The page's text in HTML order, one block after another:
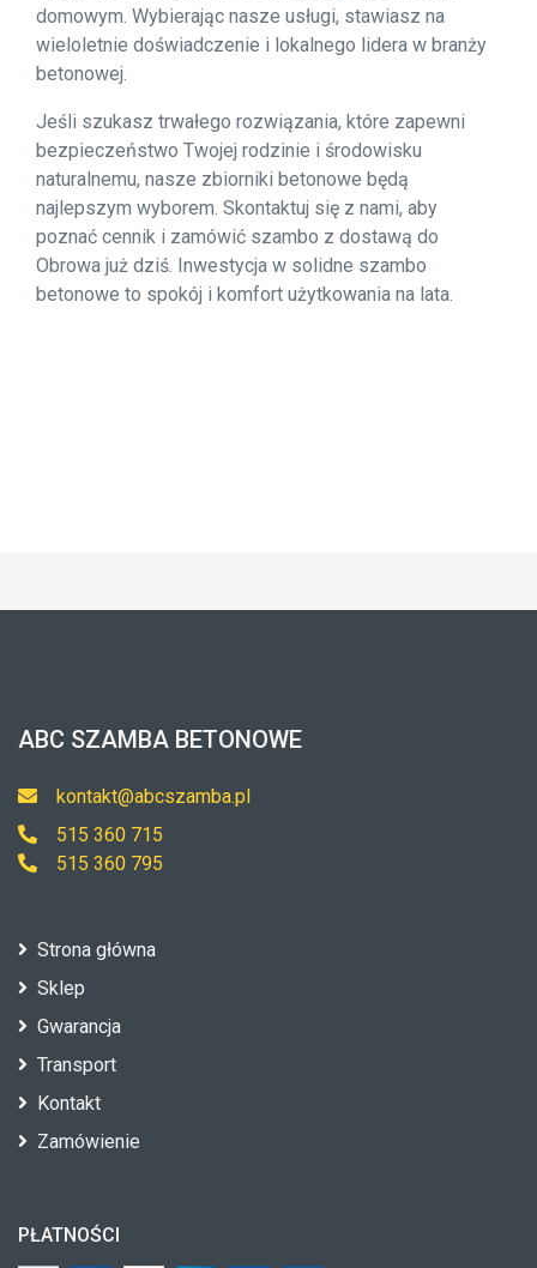
domowym. Wybierając nasze usługi, stawiasz na
wieloletnie doświadczenie i lokalnego lidera w branży
betonowej.
Jeśli szukasz trwałego rozwiązania, które zapewni
bezpieczeństwo Twojej rodzinie i środowisku
naturalnemu, nasze zbiorniki betonowe będą
najlepszym wyborem. Skontaktuj się z nami, aby
poznać cennik i zamówić szambo z dostawą do
Obrowa już dziś. Inwestycja w solidne szambo
betonowe to spokój i komfort użytkowania na lata.
ABC SZAMBA BETONOWE
kontakt@abcszamba.pl
515 360 715
515 360 795
Strona główna
Sklep
Gwarancja
Transport
Kontakt
Zamówienie
PŁATNOŚCI